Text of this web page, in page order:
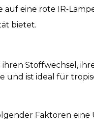
eine rote IR-
bietet.
Stoffwechsel,
und ist ideal für
Faktoren